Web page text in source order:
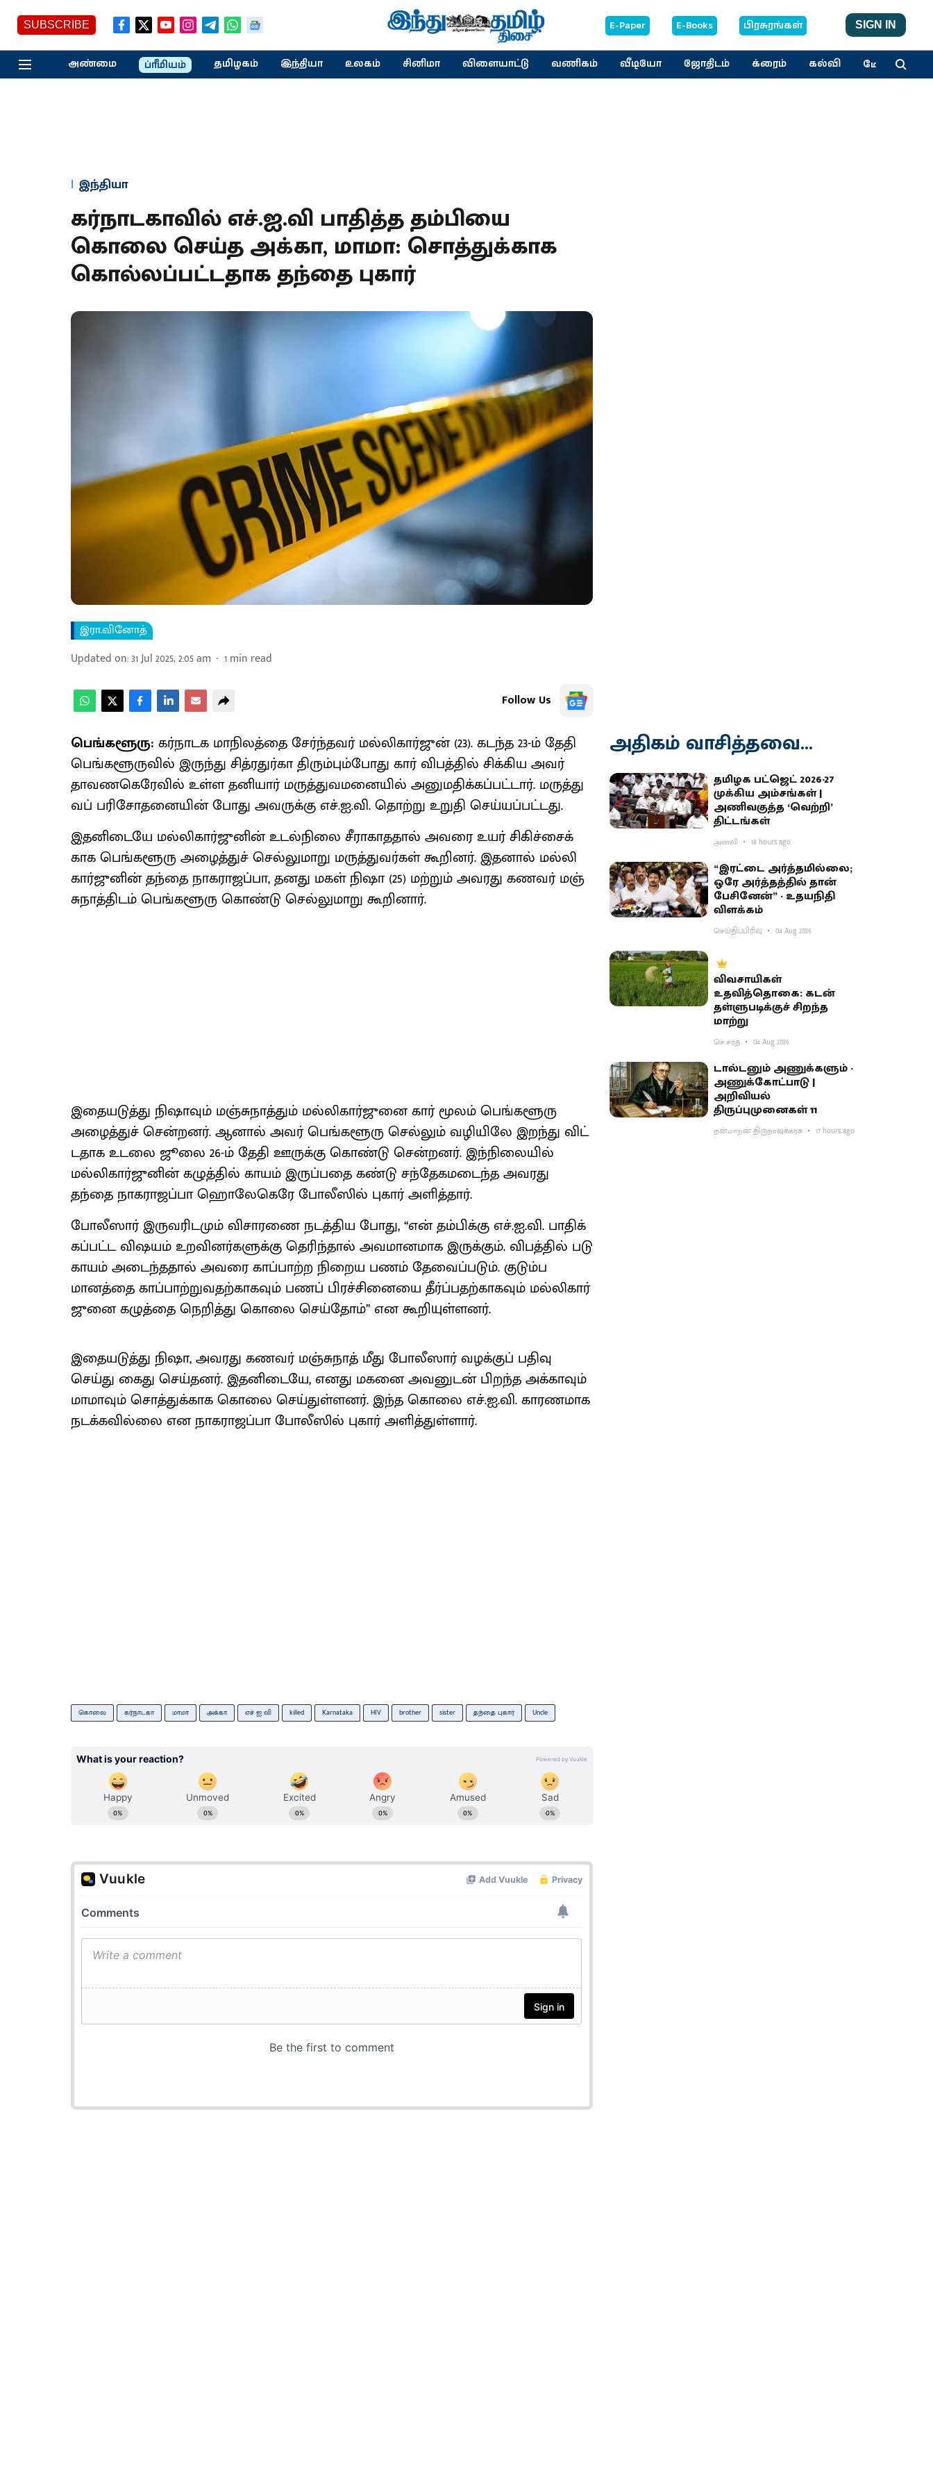
SUBSCRIBE E-Paper E-Books பிரசுரங்கள் SIGN IN
அண்மை ப்ரீமியம் தமிழகம் இந்தியா உலகம் சினிமா விளையாட்டு வணிகம் வீடியோ ஜோதிடம் க்ரைம் கல்வி மேலும்
இந்தியா
கர்நாடகாவில் எச்.ஐ.வி பாதித்த தம்பியை
கொலை செய்த அக்கா, மாமா: சொத்துக்காக
கொல்லப்பட்டதாக தந்தை புகார்
இரா.வினோத்
Updated on:31 Jul 2025, 2:05 am 1min read
Follow Us
பெங்களூரு: கர்​நாடக மாநிலத்தை சேர்ந்​தவர் மல்​லி​கார்​ஜுன் (23). கடந்த 23-ம் தேதி
பெங்​களூரு​வில் இருந்து சித்​ரதுர்கா திரும்​பும்​போது கார் விபத்​தில் சிக்​கிய அவர்
தாவணகெரே​வில் உள்ள தனி​யார் மருத்​து​வ​மனை​யில் அனு​ம​திக்​கப்​பட்​டார். மருத்​து​
வப் பரிசோதனை​யின்​ போது அவருக்கு எச்​.ஐ.​வி. தொற்று உறுதி செய்​யப்​பட்​டது.
இதனிடையே மல்​லி​கார்​ஜுனின் உடல்​நிலை சீரா​காத​தால் அவரை உயர் சிகிச்​சைக்​
காக பெங்​களூரு அழைத்​துச் செல்​லு​மாறு மருத்​து​வர்​கள் கூறினர். இதனால் மல்​லி​
கார்​ஜுனின் தந்தை நாக​ராஜப்​பா, தனது மகள் நிஷா (25) மற்​றும் அவரது கணவர் மஞ்​
சு​நாத்​திடம் பெங்​களூரு கொண்டு செல்​லு​மாறு கூறி​னார்.
இதையடுத்து நிஷா​வும் மஞ்​சு​நாத்​தும் மல்​லி​கார்​ஜுனை கார் மூலம் பெங்​களூரு
அழைத்​துச் சென்​றனர். ஆனால் அவர் பெங்களூரு செல்​லும் வழி​யிலே இறந்து விட்​
ட​தாக உடலை ஜூலை 26-ம் தேதி ஊருக்கு கொண்டு சென்​றனர். இந்​நிலை​யில்
மல்லிகார்​ஜுனின் கழுத்​தில் காயம் இருப்​பதை கண்டு சந்​தேகமடைந்த அவரது
தந்தை நாக​ராஜப்பா ஹொலேகெரே போலீஸில் புகார் அளித்​தார்.
போலீ​ஸார் இரு​வரிட​மும் விசா​ரணை நடத்​திய போது, ‘‘என் தம்​பிக்கு எச்​.ஐ.​வி. பாதிக்​
கப்​பட்ட விஷ​யம் உறவினர்​களுக்கு தெரிந்தால் அவமான​மாக இருக்​கும். விபத்​தில் படு​
கா​யம் அடைந்​த​தால் அவரை காப்​பாற்ற நிறைய பணம் தேவைப்​படும். குடும்ப
மானத்தை காப்​பாற்​று​வதற்​காக​வும் பணப் பிரச்​சினையை தீர்ப்​ப​தற்​காக​வும் மல்​லி​கார்​
ஜுனை கழுத்தை நெறித்து கொலை செய்​தோம்’’ என கூறி​யுள்​ள‌னர்.
இதையடுத்து நிஷா, அவரது கணவர் மஞ்​சு​நாத் மீது போலீ​ஸார் வழக்​குப் பதிவு
செய்து கைது செய்​தனர். இதனிடையே, எனது மகனை அவனுடன் பிறந்த அக்கா​வும்
மாமா​வும் சொத்​துக்​காக கொலை செய்​துள்​ளனர். இந்த கொலை எச்​.ஐ.​வி. காரண​மாக
நடக்​க​வில்லை என நாக​ராஜப்​பா போலீ​ஸில்​ புகார்​ அளித்​துள்​ளார்​.
கொலை கர்நாடகா மாமா அக்கா எச் ஐ வி killed Karnataka HIV brother sister தந்தை புகார் Uncle
அதிகம் வாசித்தவை...
தமிழக பட்ஜெட் 2026-27
முக்கிய அம்சங்கள் |
அணிவகுத்த ‘வெற்றி’
திட்டங்கள்
அனலி 18 hours ago
“இரட்டை அர்த்தமில்லை;
ஒரே அர்த்தத்தில் தான்
பேசினேன்” - உதயநிதி
விளக்கம்
செய்திப்பிரிவு 04 Aug 2026
விவசாயிகள்
உதவித்தொகை: கடன்
தள்ளுபடிக்குச் சிறந்த
மாற்று
செ.சரத் 04 Aug 2026
டால்டனும் அணுக்களும் -
அணுக்கோட்பாடு |
அறிவியல்
திருப்புமுனைகள் 11
நன்மாறன் திருநாவுக்கரசு 17 hours ago